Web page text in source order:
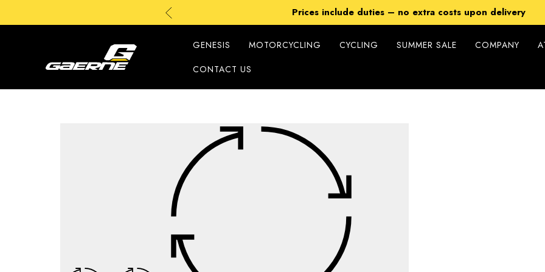
Prices include duties – no extra costs upon delivery
Get 15% off on Cycling Collection - using code
GENESIS MOTORCYCLING CYCLING SUMMER SALE COMPANY
CONTACT US